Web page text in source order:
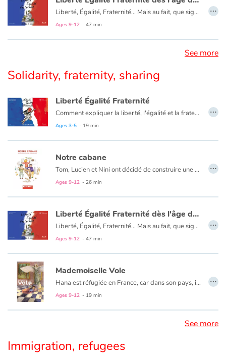
Liberté, Égalité, Fraternité... Mais au fait, que signifie cette devise ? Amusez-vous des situations du quotidien que vous propose Pierre Gay pour (re)découvrir, à travers elles, les valeurs de notre République !
Ages 9-12 - 47 min
…
See more
Solidarity, fraternity, sharing
Liberté Égalité Fraternité
Comment expliquer la liberté, l'égalité et la fraternité aux très jeunes enfants ? Agnès Rosenstiehl, avec humour et simplicité, montre aux tout-petits ce que ces valeurs républicaines impliquent dans leurs jeux et leur vie quotidienne, parce que les petits citoyens deviendront grands !
Sur la notion de liberté et de respect, sur le droit pour tous, sur l'idée de partage, de tolérance, de solidarité, de fraternité.
Ages 3-5 - 19 min
…
Notre cabane
Tom, Lucien et Nini ont décidé de construire une cabane dans le fond du jardin de Tom. Ils ont soigneusement établi les plans dans leur « carnet spécial ». Mais la construction s’annonce plus compliquée que prévu. Pourtant, un matin, la cabane est là, sous leurs yeux. Les trois amis mènent l’enquête dans le voisinage. Et décident d’aller rendre visite au Vieux-Joé, un voisin qui ne sort jamais et rouspète tout le temps. Et si derrière cet air bougon se cachait de la malice et de la gentillesse ?
Ages 9-12 - 26 min
…
Liberté Égalité Fraternité dès l'âge de raison
Liberté, Égalité, Fraternité... Mais au fait, que signifie cette devise ? Amusez-vous des situations du quotidien que vous propose Pierre Gay pour (re)découvrir, à travers elles, les valeurs de notre République !
Ages 9-12 - 47 min
…
Mademoiselle Vole
Hana est réfugiée en France, car dans son pays, il y a la guerre. La nuit, elle dort, avec sa maman, dans un musée, tout près de « Mademoiselle Vole ». Mais ça, il ne faut pas le dire, c'est un secret. Jusqu'au jour où...
Ages 9-12 - 19 min
…
See more
Immigration, refugees